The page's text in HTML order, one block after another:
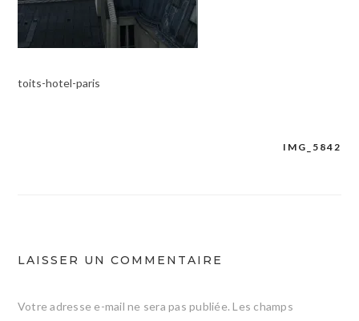
toits-hotel-paris
IMG_5842
LAISSER UN COMMENTAIRE
Votre adresse e-mail ne sera pas publiée. Les champs